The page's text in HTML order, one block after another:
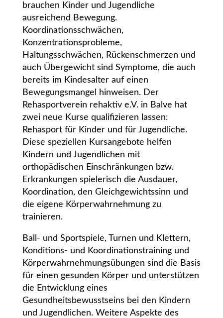
brauchen Kinder und Jugendliche
ausreichend Bewegung.
Koordinationsschwächen,
Konzentrationsprobleme,
Haltungsschwächen, Rückenschmerzen und
auch Übergewicht sind Symptome, die auch
bereits im Kindesalter auf einen
Bewegungsmangel hinweisen. Der
Rehasportverein rehaktiv e.V. in Balve hat
zwei neue Kurse qualifizieren lassen:
Rehasport für Kinder und für Jugendliche.
Diese speziellen Kursangebote helfen
Kindern und Jugendlichen mit
orthopädischen Einschränkungen bzw.
Erkrankungen spielerisch die Ausdauer,
Koordination, den Gleichgewichtssinn und
die eigene Körperwahrnehmung zu
trainieren.
Ball- und Sportspiele, Turnen und Klettern,
Konditions- und Koordinationstraining und
Körperwahrnehmungsübungen sind die Basis
für einen gesunden Körper und unterstützen
die Entwicklung eines
Gesundheitsbewusstseins bei den Kindern
und Jugendlichen. Weitere Aspekte des